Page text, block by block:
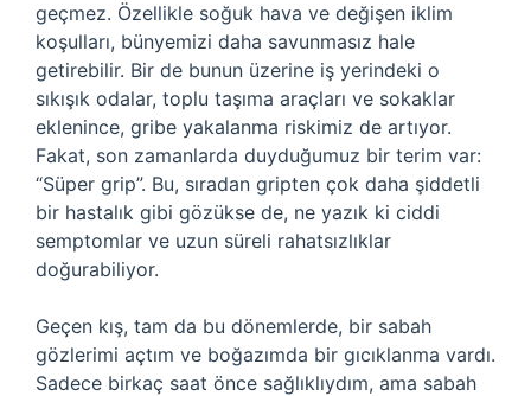
geçmez. Özellikle soğuk hava ve değişen iklim
koşulları, bünyemizi daha savunmasız hale
getirebilir. Bir de bunun üzerine iş yerindeki o
sıkışık odalar, toplu taşıma araçları ve sokaklar
eklenince, gribe yakalanma riskimiz de artıyor.
Fakat, son zamanlarda duyduğumuz bir terim var:
“Süper grip”. Bu, sıradan gripten çok daha şiddetli
bir hastalık gibi gözükse de, ne yazık ki ciddi
semptomlar ve uzun süreli rahatsızlıklar
doğurabiliyor.
Geçen kış, tam da bu dönemlerde, bir sabah
gözlerimi açtım ve boğazımda bir gıcıklanma vardı.
Sadece birkaç saat önce sağlıklıydım, ama sabah